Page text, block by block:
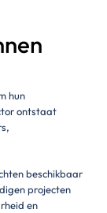
hun
ontstaat
beschikbaar
projecten
en